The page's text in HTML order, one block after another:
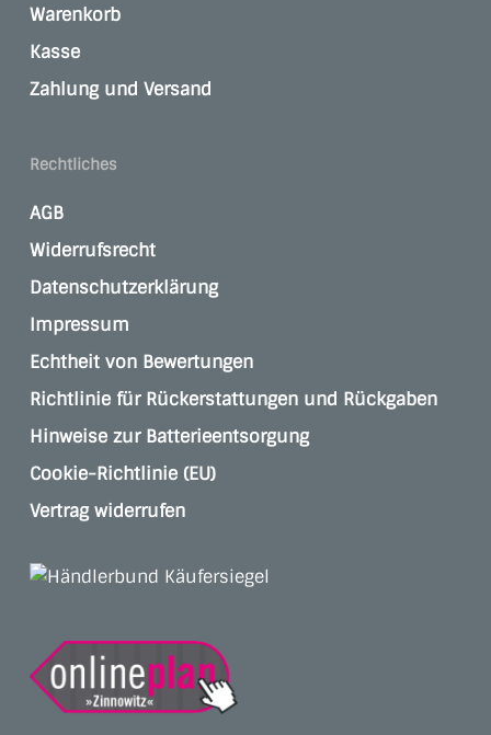
Warenkorb
Kasse
Zahlung und Versand
Rechtliches
AGB
Widerrufsrecht
Datenschutzerklärung
Impressum
Echtheit von Bewertungen
Richtlinie für Rückerstattungen und Rückgaben
Hinweise zur Batterieentsorgung
Cookie-Richtlinie (EU)
Vertrag widerrufen